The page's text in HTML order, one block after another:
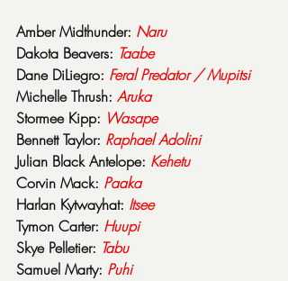
Amber Midthunder: Naru
Dakota Beavers: Taabe
Dane DiLiegro: Feral Predator / Mupitsi
Michelle Thrush: Aruka
Stormee Kipp: Wasape
Bennett Taylor: Raphael Adolini
Julian Black Antelope: Kehetu
Corvin Mack: Paaka
Harlan Kytwayhat: Itsee
Tymon Carter: Huupi
Skye Pelletier: Tabu
Samuel Marty: Puhi